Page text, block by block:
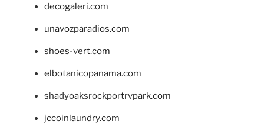
decogaleri.com
unavozparadios.com
shoes-vert.com
elbotanicopanama.com
shadyoaksrockportrvpark.com
jccoinlaundry.com